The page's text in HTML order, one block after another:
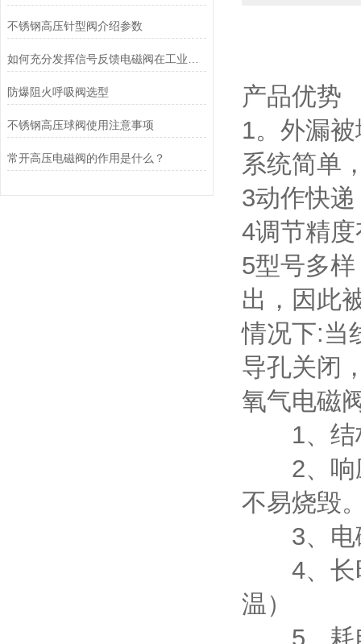
不锈钢高压针型阀介绍参数
防爆阻火呼吸阀选型
不锈钢高压球阀使用注意事项
常开高压电磁阀的作用是什么？
产品优势
1。外漏
系统简单
3动作快
4调节精
5型号多
出，因此
情况下:当
导孔关闭
氧气电磁
1、结构
2、响应
不易烧毁
3、电磁
4、长时
温）
5、耗电